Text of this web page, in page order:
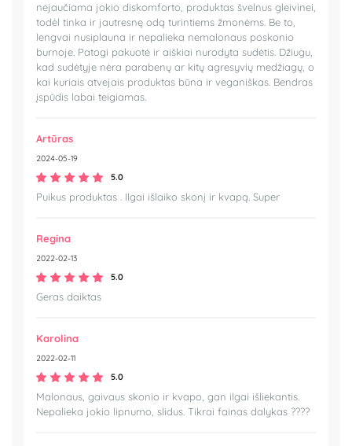
nejaučiama jokio diskomforto, produktas švelnus gleivinei,
todėl tinka ir jautresnę odą turintiems žmonėms. Be to,
lengvai nusiplauna ir nepalieka nemalonaus poskonio
burnoje. Patogi pakuotė ir aiškiai nurodyta sudėtis. Džiugu,
kad sudėtyje nėra parabenų ar kitų agresyvių medžiagų, o
kai kuriais atvejais produktas būna ir veganiškas. Bendras
įspūdis labai teigiamas.
Artūras
2024-05-19
5.0
Puikus produktas . Ilgai išlaiko skonį ir kvapą. Super
Regina
2022-02-13
5.0
Geras daiktas
Karolina
2022-02-11
5.0
Malonaus, gaivaus skonio ir kvapo, gan ilgai išliekantis.
Nepalieka jokio lipnumo, slidus. Tikrai fainas dalykas ????